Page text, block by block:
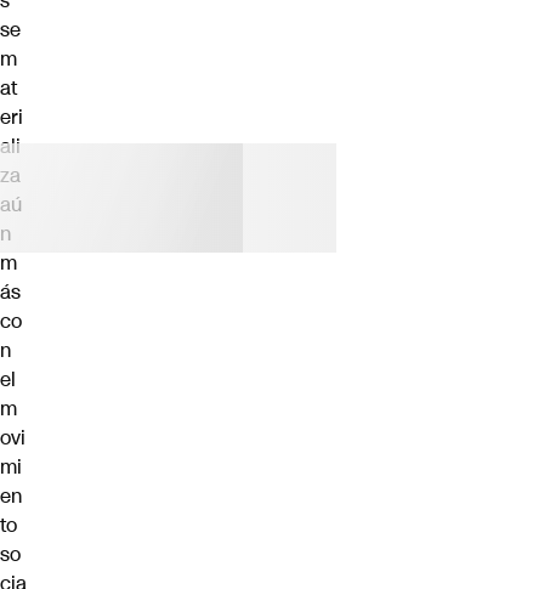
se
m
at
eri
ali
za
aú
n
m
ás
co
n
el
m
ovi
mi
en
to
so
cia